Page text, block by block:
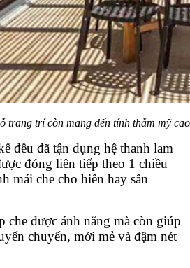
trang trí còn mang đến tính thẫm mỹ
đều đã tận dụng hệ thanh lam
đóng liên tiếp theo 1 chiều
mái che cho hiên hay sân
được ánh nắng mà còn giúp
chuyển, mới mẻ và đậm nét